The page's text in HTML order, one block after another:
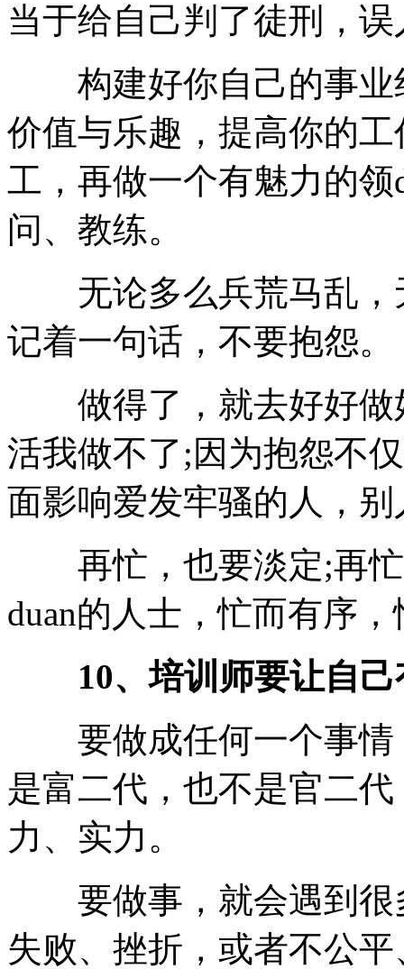
当于给自己判了徒刑，
构建好你自己的事业
价值与乐趣，提高你的
工，再做一个有魅力的领
问、教练。
无论多么兵荒马乱，
记着一句话，不要抱怨。
做得了，就去好好做
活我做不了;因为抱怨不
面影响爱发牢骚的人，
再忙，也要淡定;再忙
duan的人士，忙而有序
10、培训师要让自
要做成任何一个事情
是富二代，也不是官二
力、实力。
要做事，就会遇到很
失败、挫折，或者不公